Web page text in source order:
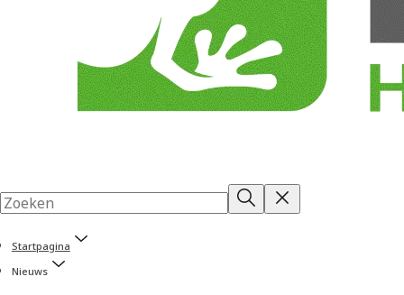
Startpagina
Nieuws